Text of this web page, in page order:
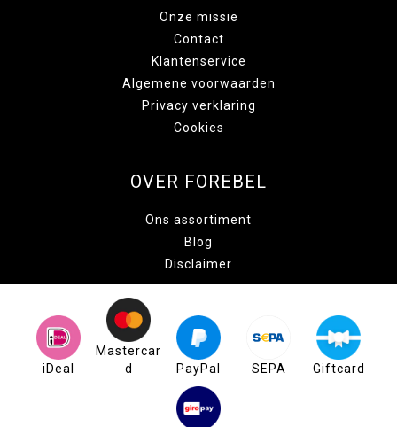
Onze missie
Contact
Klantenservice
Algemene voorwaarden
Privacy verklaring
Cookies
OVER FOREBEL
Ons assortiment
Blog
Disclaimer
iDeal
Mastercar
d
PayPal SEPA Giftcard